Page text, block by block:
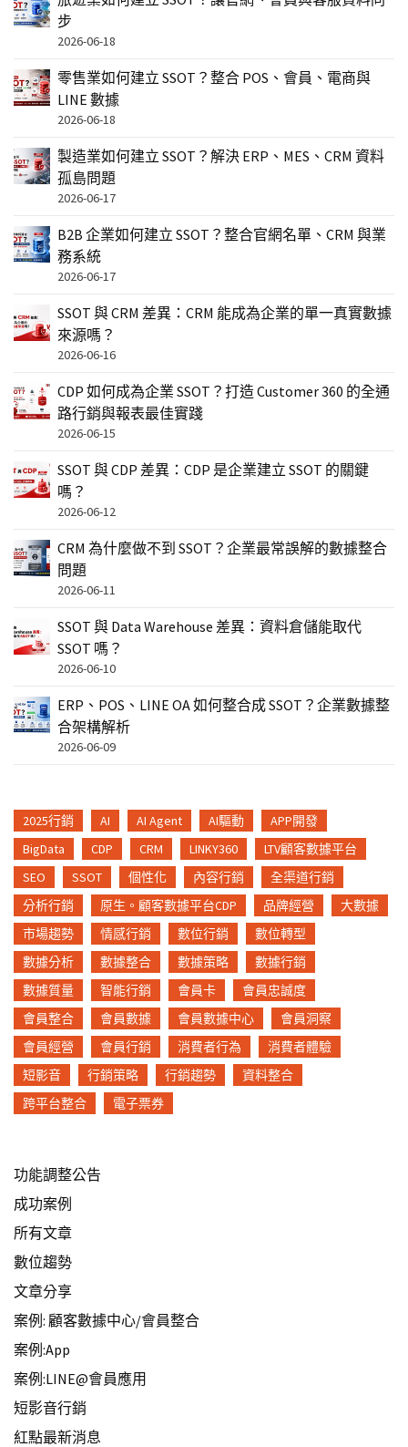
步
2026-06-18
零售業如何建立 SSOT？整合 POS、會員、電商與
LINE 數據
2026-06-18
製造業如何建立 SSOT？解決 ERP、MES、CRM 資料
孤島問題
2026-06-17
B2B 企業如何建立 SSOT？整合官網名單、CRM 與業
務系統
2026-06-17
SSOT 與 CRM 差異：CRM 能成為企業的單一真實數據
來源嗎？
2026-06-16
CDP 如何成為企業 SSOT？打造 Customer 360 的全通
路行銷與報表最佳實踐
2026-06-15
SSOT 與 CDP 差異：CDP 是企業建立 SSOT 的關鍵
嗎？
2026-06-12
CRM 為什麼做不到 SSOT？企業最常誤解的數據整合
問題
2026-06-11
SSOT 與 Data Warehouse 差異：資料倉儲能取代
SSOT 嗎？
2026-06-10
ERP、POS、LINE OA 如何整合成 SSOT？企業數據整
合架構解析
2026-06-09
2025行銷 AI AI Agent AI驅動
APP開發
BigData
CDP CRM LINKY360
LTV顧客數據平台
SEO
SSOT 個性化 內容行銷
全渠道行銷
分析行銷
原生。顧客數據平台CDP 品牌經營
大數據
市場趨勢
情感行銷 數位行銷
數位轉型
數據分析
數據整合 數據策略
數據行銷
數據質量
智能行銷 會員卡
會員忠誠度
會員整合
會員數據 會員數據中心
會員洞察
會員經營
會員行銷 消費者行為
消費者體驗
短影音
行銷策略 行銷趨勢
資料整合
跨平台整合
電子票券
功能調整公告
成功案例
所有文章
數位趨勢
文章分享
案例: 顧客數據中心/會員整合
案例:App
案例:LINE@會員應用
短影音行銷
紅點最新消息